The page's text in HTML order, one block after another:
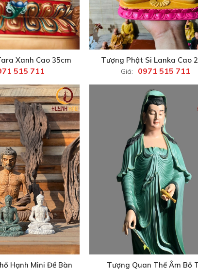
Xanh Cao 35cm
515 711
Tượng Phật Si Lanka Cao
Giá: 0971 515 711
Hạnh Mini Để Bàn Tượng Quan Thế Âm Bồ